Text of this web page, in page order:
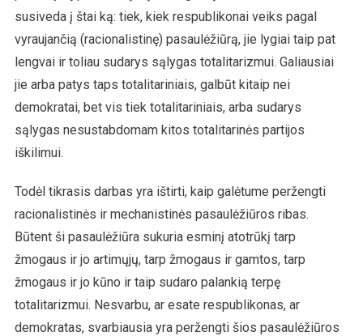
susiveda į štai ką: tiek, kiek respublikonai veiks pagal
vyraujančią (racionalistinę) pasaulėžiūrą, jie lygiai taip pat
lengvai ir toliau sudarys sąlygas totalitarizmui. Galiausiai
jie arba patys taps totalitariniais, galbūt kitaip nei
demokratai, bet vis tiek totalitariniais, arba sudarys
sąlygas nesustabdomam kitos totalitarinės partijos
iškilimui.
Todėl tikrasis darbas yra ištirti, kaip galėtume peržengti
racionalistinės ir mechanistinės pasaulėžiūros ribas.
Būtent ši pasaulėžiūra sukuria esminį atotrūkį tarp
žmogaus ir jo artimųjų, tarp žmogaus ir gamtos, tarp
žmogaus ir jo kūno ir taip sudaro palankią terpę
totalitarizmui. Nesvarbu, ar esate respublikonas, ar
demokratas, svarbiausia yra peržengti šios pasaulėžiūros